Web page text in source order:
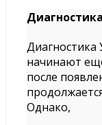
Диагностика
Диагностика
начинают
после
Однако,